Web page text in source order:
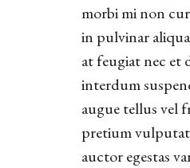
morbi mi non
in pulvinar
at feugiat nec et
interdum
augue tellus vel
pretium
auctor egestas